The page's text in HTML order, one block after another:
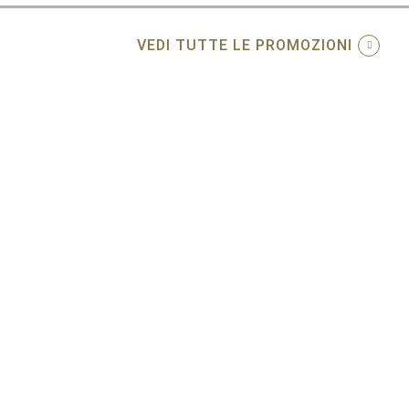
VEDI TUTTE LE PROMOZIONI